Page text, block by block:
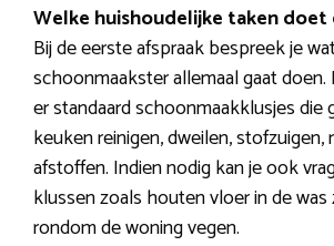
Welke huishoudelijke taken doet
Bij de eerste afspraak bespreek je
schoonmaakster allemaal gaat doen.
er standaard schoonmaakklusjes die
keuken reinigen, dweilen, stofzuigen,
afstoffen. Indien nodig kan je ook
klussen zoals houten vloer in de
rondom de woning vegen.